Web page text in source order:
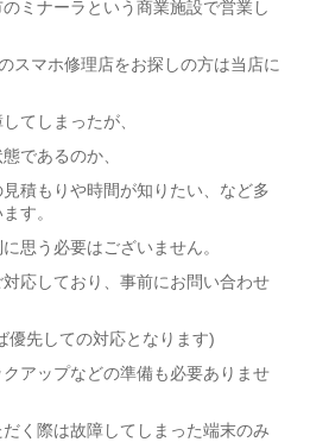
ミナーラという商業施設で営業し
スマホ修理店をお探しの方は当店に
てしまったが、
であるのか、
積もりや時間が知りたい、など多
す。
思う必要はございません。
応しており、事前にお問い合わせ
優先しての対応となります)
アップなどの準備も必要ありませ
く際は故障してしまった端末のみ